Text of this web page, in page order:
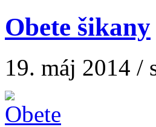
Obete šikany
19. máj 2014 /